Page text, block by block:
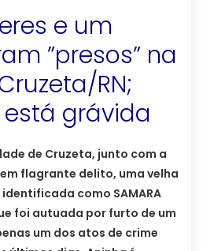
e um
”presos” na
RN;
grávida
de Cruzeta, junto com a
flagrante delito, uma velha
como SAMARA
foi autuada por furto de um
um dos atos de crime